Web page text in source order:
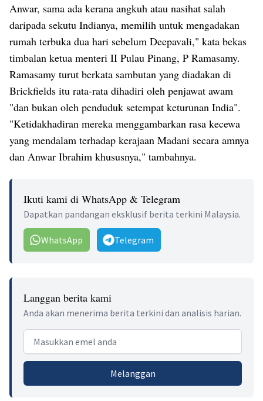
Anwar, sama ada kerana angkuh atau nasihat salah
daripada sekutu Indianya, memilih untuk mengadakan
rumah terbuka dua hari sebelum Deepavali," kata bekas
timbalan ketua menteri II Pulau Pinang, P Ramasamy.
Ramasamy turut berkata sambutan yang diadakan di
Brickfields itu rata-rata dihadiri oleh penjawat awam
"dan bukan oleh penduduk setempat keturunan India".
"Ketidakhadiran mereka menggambarkan rasa kecewa
yang mendalam terhadap kerajaan Madani secara amnya
dan Anwar Ibrahim khususnya," tambahnya.
Ikuti kami di WhatsApp & Telegram
Dapatkan pandangan eksklusif berita terkini Malaysia.
WhatsApp Telegram
Langgan berita kami
Anda akan menerima berita terkini dan analisis harian.
Email address
Melanggan